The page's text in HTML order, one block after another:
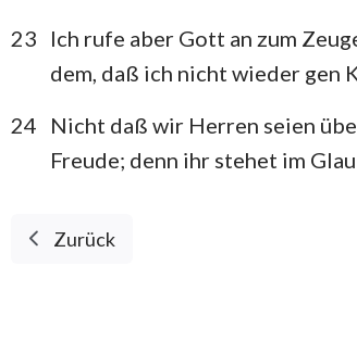
23
Ich rufe aber Gott an zum
dem, daß ich nicht wieder gen
24
Nicht daß wir Herren seien
Freude; denn ihr stehet im
Zurück